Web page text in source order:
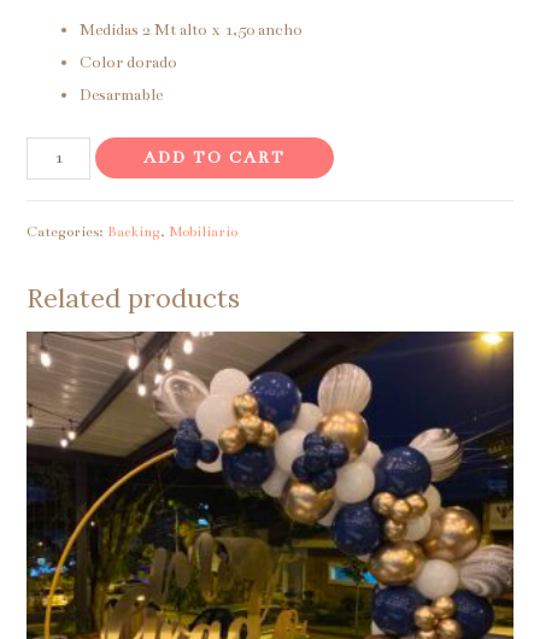
Medidas 2 Mt alto x 1,50 ancho
Color dorado
Desarmable
Backing
cuadrado
ADD TO CART
Categories: Backing,Mobiliario
Related products